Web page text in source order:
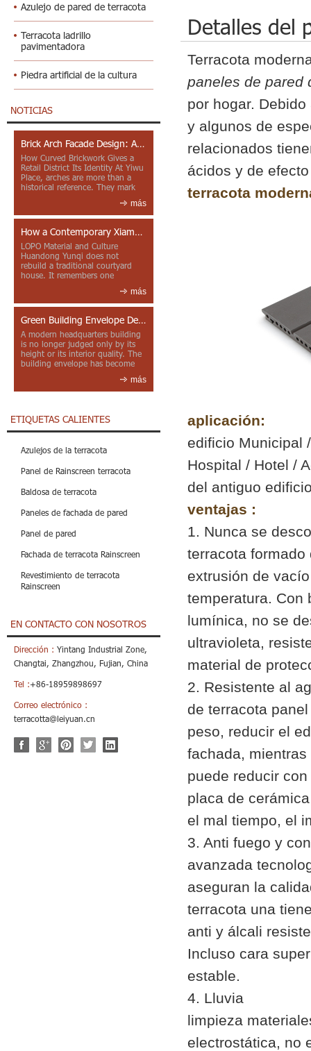
Azulejo de pared de terracota
Terracota ladrillo
pavimentadora
Piedra artificial de la cultura
NOTICIAS
Brick Arch Facade Design: A Closer Look at Yiwu Place
How Curved Brickwork Gives a
Retail District Its Identity At Yiwu
Place, arches are more than a
historical reference. They mark
más
How a Contemporary Xiamen Project Reframes Minnan Red Brick
LOPO Material and Culture
Huandong Yunqi does not
rebuild a traditional courtyard
house. It remembers one
más
Green Building Envelope Design: Clay Sunscreen Fins for Modern Headquarters Architecture
A modern headquarters building
is no longer judged only by its
height or its interior quality. The
building envelope has become
más
ETIQUETAS CALIENTES
Azulejos de la terracota
Panel de Rainscreen terracota
Baldosa de terracota
Paneles de fachada de pared
Panel de pared
Fachada de terracota Rainscreen
Revestimiento de terracota
Rainscreen
EN CONTACTO CON NOSOTROS
Dirección : Yintang Industrial Zone,
Changtai, Zhangzhou, Fujian, China
Tel :+86-18959898697
Correo electrónico :
terracotta@leiyuan.cn
Detalles del
Terracota
paneles de pared
por hogar.
y algunos de
relacionados
ácidos y de
terracota
aplicación:
edificio Municipal
Hospital / Hotel /
del antiguo
ventajas :
1. Nunca se
terracota
extrusión de
temperatura. Con
lumínica, no se
ultravioleta,
material de
2. Resistente al
de terracota
peso, reducir el
fachada,
puede reducir
placa de
el mal tiempo, el
3. Anti fuego y
avanzada
aseguran la
terracota una
anti y álcali
Incluso cara
estable.
4. Lluvia
limpieza
electrostática, no